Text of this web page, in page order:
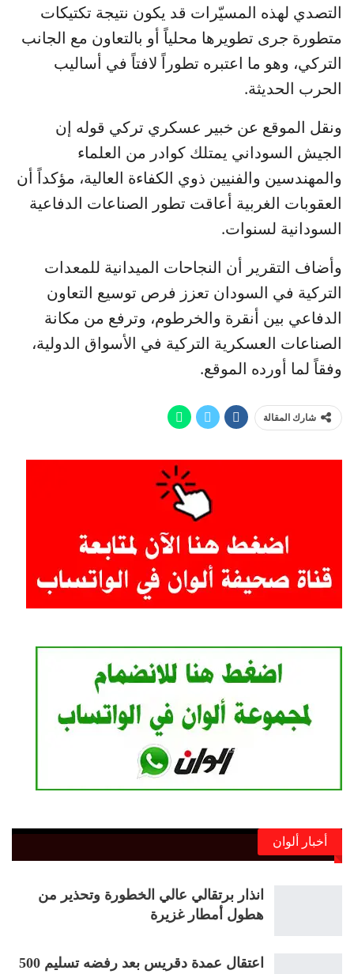
التصدي لهذه المسيّرات قد يكون نتيجة تكتيكات
متطورة جرى تطويرها محلياً أو بالتعاون مع الجانب
التركي، وهو ما اعتبره تطوراً لافتاً في أساليب
الحرب الحديثة.
ونقل الموقع عن خبير عسكري تركي قوله إن
الجيش السوداني يمتلك كوادر من العلماء
والمهندسين والفنيين ذوي الكفاءة العالية، مؤكداً أن
العقوبات الغربية أعاقت تطور الصناعات الدفاعية
السودانية لسنوات.
وأضاف التقرير أن النجاحات الميدانية للمعدات
التركية في السودان تعزز فرص توسيع التعاون
الدفاعي بين أنقرة والخرطوم، وترفع من مكانة
الصناعات العسكرية التركية في الأسواق الدولية،
وفقاً لما أورده الموقع.
شارك المقالة
أخبار ألوان
انذار برتقالي عالي الخطورة وتحذير من
هطول أمطار غزيرة
اعتقال عمدة دقريس بعد رفضه تسليم 500